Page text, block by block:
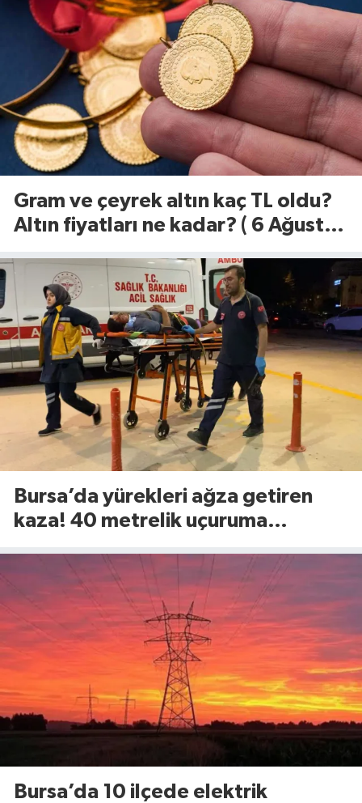
Gram ve çeyrek altın kaç TL oldu?
Altın fiyatları ne kadar? ( 6 Ağustos
Bursa’da yürekleri ağza getiren
kaza! 40 metrelik uçuruma
Bursa’da 10 ilçede elektrik